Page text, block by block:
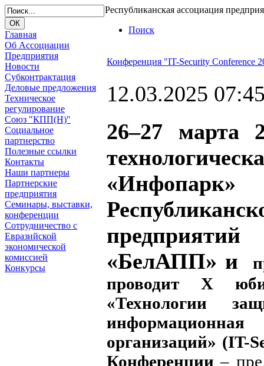
Главная
Об Ассоциации
Предприятия
Новости
Субконтрактация
Деловые предложения
Техническое
регулирование
Союз "КПП(Н)"
Социальное
партнерство
Полезные ссылки
Контакты
Наши партнеры
Партнерские
предприятия
Семинары, выставки,
конференции
Сотрудничество с
Евразийской
экономической
комиссией
Конкурсы
Республиканская ассоциация
Поиск
Конференция "IT-Security Conference
12.03.2025
26–27 марта
«БелАПП» и
проводит X
«Технологии
организаций» (IT-
Конференции –